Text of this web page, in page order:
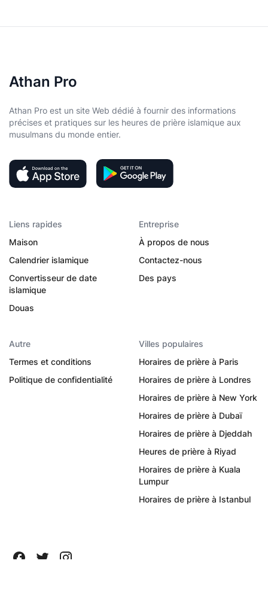
Athan Pro
Athan Pro est un site Web dédié à fournir des informations
précises et pratiques sur les heures de prière islamique aux
musulmans du monde entier.
Liens rapides
Maison
Calendrier islamique
Convertisseur de date
islamique
Douas
Entreprise
À propos de nous
Contactez-nous
Des pays
Autre
Termes et conditions
Politique de confidentialité
Villes populaires
Horaires de prière à Paris
Horaires de prière à Londres
Horaires de prière à New York
Horaires de prière à Dubaï
Horaires de prière à Djeddah
Heures de prière à Riyad
Horaires de prière à Kuala
Lumpur
Horaires de prière à Istanbul